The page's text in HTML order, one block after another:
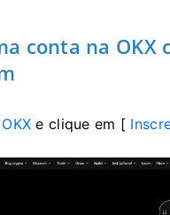
conta na OKX
OKX e clique em [